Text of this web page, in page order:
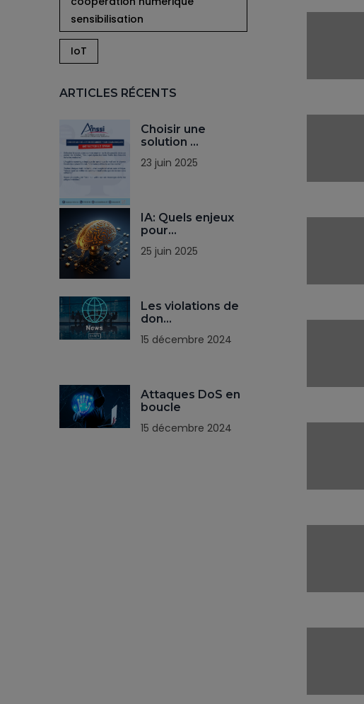
sensibilisation
IoT
ARTICLES RÉCENTS
Choisir une
solution …
23 juin 2025
IA: Quels enjeux
pour…
25 juin 2025
Les violations de
don…
15 décembre 2024
Attaques DoS en
boucle
15 décembre 2024